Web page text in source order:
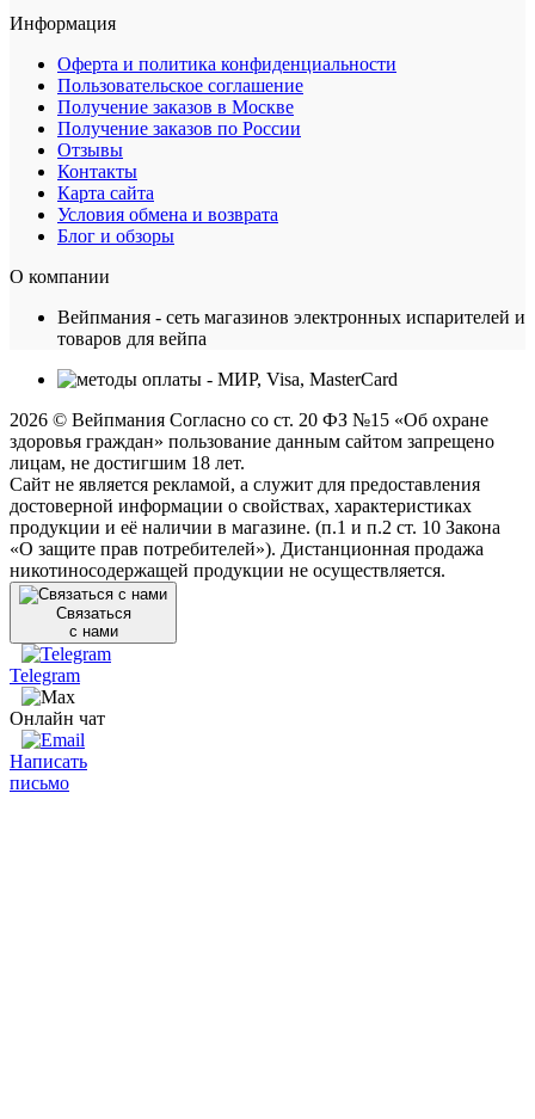
Информация
Оферта и политика конфиденциальности
Пользовательское соглашение
Получение заказов в Москве
Получение заказов по России
Отзывы
Контакты
Карта сайта
Условия обмена и возврата
Блог и обзоры
О компании
Вейпмания - сеть магазинов электронных испарителей и
товаров для вейпа
2026 © Вейпмания Согласно со ст. 20 ФЗ №15 «Об охране
здоровья граждан» пользование данным сайтом запрещено
лицам, не достигшим 18 лет.
Сайт не является рекламой, а служит для предоставления
достоверной информации о свойствах, характеристиках
продукции и её наличии в магазине. (п.1 и п.2 ст. 10 Закона
«О защите прав потребителей»). Дистанционная продажа
никотиносодержащей продукции не осуществляется.
Связаться
с нами
Telegram
Онлайн чат
Написать
письмо